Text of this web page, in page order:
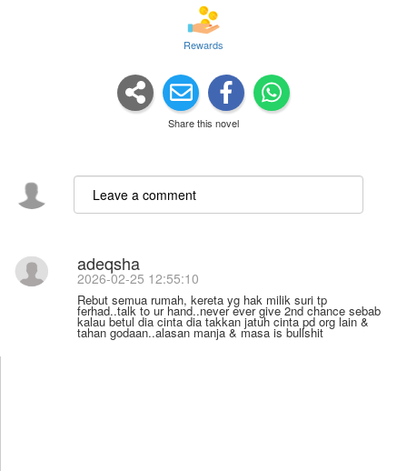
Rewards
Share this novel
adeqsha
2026-02-25 12:55:10
Rebut semua rumah, kereta yg hak milik suri tp
ferhad..talk to ur hand..never ever give 2nd chance sebab
kalau betul dia cinta dia takkan jatuh cinta pd org lain &
tahan godaan..alasan manja & masa is bullshit